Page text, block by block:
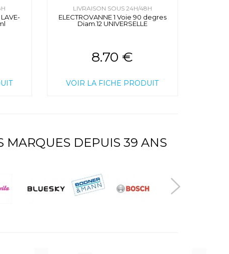
LIVRAISON SOUS 24H/48H
ELECTROVANNE 1 Voie 90 degres
Diam.12 UNIVERSELLE
8.70 €
VOIR LA FICHE PRODUIT
MARQUES DEPUIS 39 ANS